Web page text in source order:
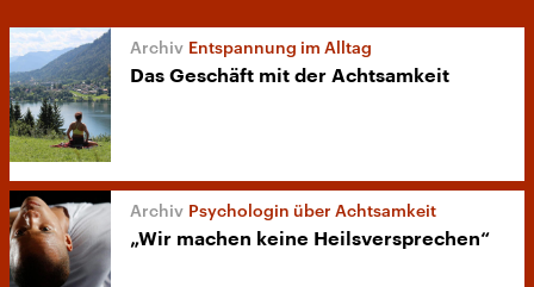
Entspannung im Alltag
Das Geschäft mit der Achtsamkeit
Psychologin über Achtsamkeit
„Wir machen keine Heilsversprechen“